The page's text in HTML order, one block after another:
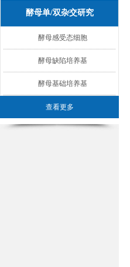
酵母单/双杂交研究
酵母感受态细胞
酵母缺陷培养基
酵母基础培养基
查看更多